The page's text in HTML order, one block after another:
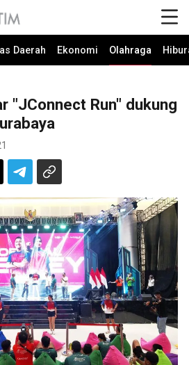
Daerah Ekonomi Olahraga
"JConnect Run" dukung